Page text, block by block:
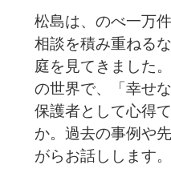
松島は、のべ一万
相談を積み重ねる
庭を見てきました
の世界で、「幸せ
保護者として心得
か。過去の事例や
がらお話しします。